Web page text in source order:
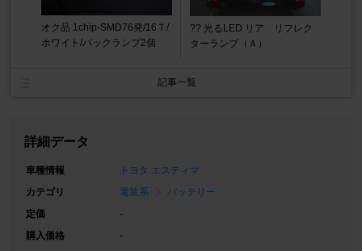
オク品 1chip-SMD76発/16Ｔ/
ホワイト/バックランプ2個
?? 光るLED リア リフレク
ターランプ（Ａ）
記事一覧
詳細データ
車種情報
トヨタ エスティマ
カテゴリ
電装系
バッテリー
定価
-
購入価格
-